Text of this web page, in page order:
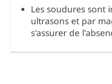
Les soudures sont
ultrasons et par
s'assurer de